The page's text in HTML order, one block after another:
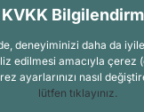
KVKK
deneyiminizi daha da
edilmesi amacıyla
ayarlarınızı nasıl
lütfen tıklayınız.